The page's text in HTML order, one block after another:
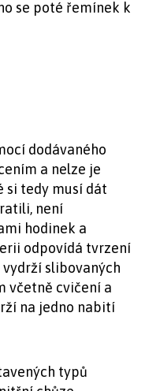
se poté řemínek k
dodávaného
a nelze je
si tedy musí dát
není
hodinek a
odpovídá tvrzení
slibovaných
včetně cvičení a
na jedno nabití
typů